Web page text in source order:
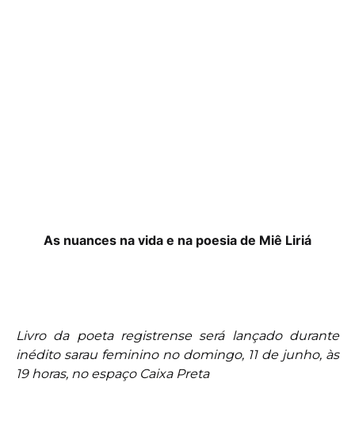
As nuances na vida e na poesia de Miê Liriá
Livro da poeta registrense será lançado durante
inédito sarau feminino no domingo, 11 de junho, às
19 horas, no espaço Caixa Preta